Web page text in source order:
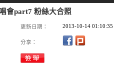
會part7 粉絲大合照
更新日期： 2013-10-14 01:10:35
分享：